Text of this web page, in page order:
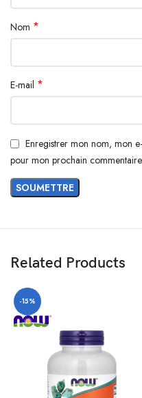
Nom *
E-mail *
Enregistrer mon nom, mon
pour mon prochain commentaire.
Related Products
-15%